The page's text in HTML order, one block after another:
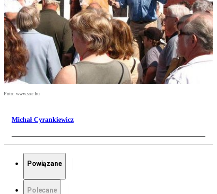
Foto: www.sxc.hu
Michał Cyrankiewicz
Powiązane
Polecane